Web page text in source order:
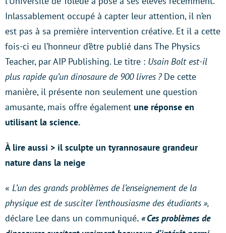
Inlassablement occupé à capter leur attention, il n’en
est pas à sa première intervention créative. Et il a cette
fois-ci eu l’honneur d’être publié dans The Physics
Teacher, par AIP Publishing. Le titre : Usain Bolt est-il
plus rapide qu’un dinosaure de 900 livres ? De cette
manière, il présente non seulement une question
amusante, mais offre également une réponse en
utilisant la science.
À lire aussi > il sculpte un tyrannosaure grandeur
nature dans la neige
« L’un des grands problèmes de l’enseignement de la
physique est de susciter l’enthousiasme des étudiants »,
déclare Lee dans un communiqué. « Ces problèmes de